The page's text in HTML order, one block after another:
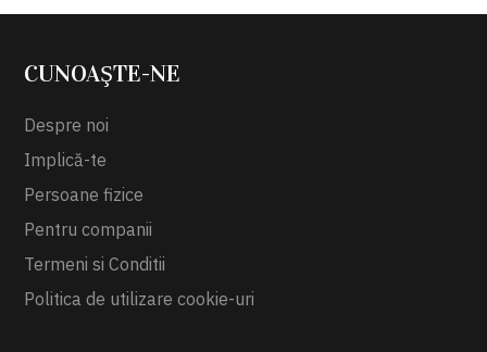
CUNOAŞTE-NE
Despre noi
Implică-te
Persoane fizice
Pentru companii
Termeni si Conditii
Politica de utilizare cookie-uri